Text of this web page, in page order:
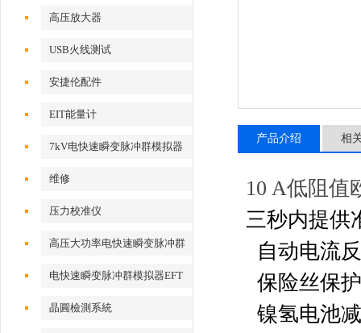
高压放大器
USB火线测试
安捷伦配件
EIT能量计
7kV电快速瞬变脉冲群模拟器
维修
压力校准仪
高压大功率电快速瞬变脉冲群
测试系统
电快速瞬变脉冲群模拟器EFT
500x
晶圓檢測系統
产品介绍 相
10 A低阻值
三秒内提供
自动电流
保险丝保
镍氢电池